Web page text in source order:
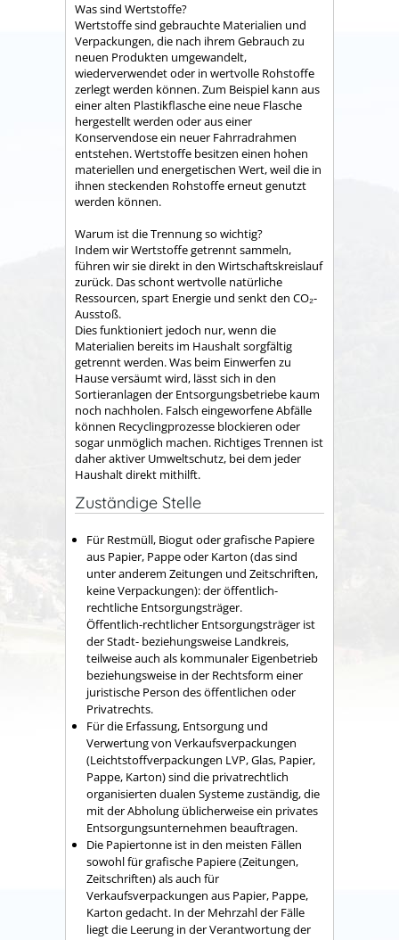
Was sind Wertstoffe?
Wertstoffe sind gebrauchte Materialien und
Verpackungen, die nach ihrem Gebrauch zu
neuen Produkten umgewandelt,
wiederverwendet oder in wertvolle Rohstoffe
zerlegt werden können. Zum Beispiel kann aus
einer alten Plastikflasche eine neue Flasche
hergestellt werden oder aus einer
Konservendose ein neuer Fahrradrahmen
entstehen. Wertstoffe besitzen einen hohen
materiellen und energetischen Wert, weil die in
ihnen steckenden Rohstoffe erneut genutzt
werden können.
Warum ist die Trennung so wichtig?
Indem wir Wertstoffe getrennt sammeln,
führen wir sie direkt in den Wirtschaftskreislauf
zurück. Das schont wertvolle natürliche
Ressourcen, spart Energie und senkt den CO₂-
Ausstoß.
Dies funktioniert jedoch nur, wenn die
Materialien bereits im Haushalt sorgfältig
getrennt werden. Was beim Einwerfen zu
Hause versäumt wird, lässt sich in den
Sortieranlagen der Entsorgungsbetriebe kaum
noch nachholen. Falsch eingeworfene Abfälle
können Recyclingprozesse blockieren oder
sogar unmöglich machen. Richtiges Trennen ist
daher aktiver Umweltschutz, bei dem jeder
Haushalt direkt mithilft.
Zuständige Stelle
Für Restmüll, Biogut oder grafische Papiere
aus Papier, Pappe oder Karton (das sind
unter anderem Zeitungen und Zeitschriften,
keine Verpackungen): der öffentlich-
rechtliche Entsorgungsträger.
Öffentlich-rechtlicher Entsorgungsträger ist
der Stadt- beziehungsweise Landkreis,
teilweise auch als kommunaler Eigenbetrieb
beziehungsweise in der Rechtsform einer
juristische Person des öffentlichen oder
Privatrechts.
Für die Erfassung, Entsorgung und
Verwertung von Verkaufsverpackungen
(Leichtstoffverpackungen LVP, Glas, Papier,
Pappe, Karton) sind die privatrechtlich
organisierten dualen Systeme zuständig, die
mit der Abholung üblicherweise ein privates
Entsorgungsunternehmen beauftragen.
Die Papiertonne ist in den meisten Fällen
sowohl für grafische Papiere (Zeitungen,
Zeitschriften) als auch für
Verkaufsverpackungen aus Papier, Pappe,
Karton gedacht. In der Mehrzahl der Fälle
liegt die Leerung in der Verantwortung der